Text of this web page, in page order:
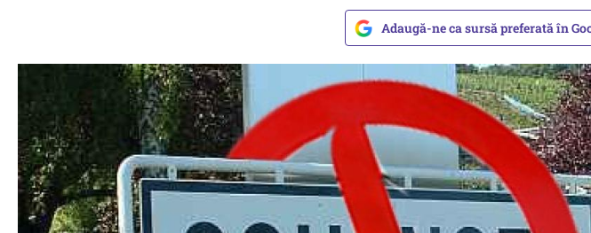
Adaugă-ne ca sursă preferată în